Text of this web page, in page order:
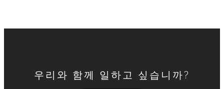
우리와 함께 일하고 싶습니까?